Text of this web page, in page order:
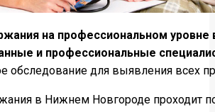
на профессиональном
и профессиональные
обследование для выявления всех
в Нижнем Новгороде проходит